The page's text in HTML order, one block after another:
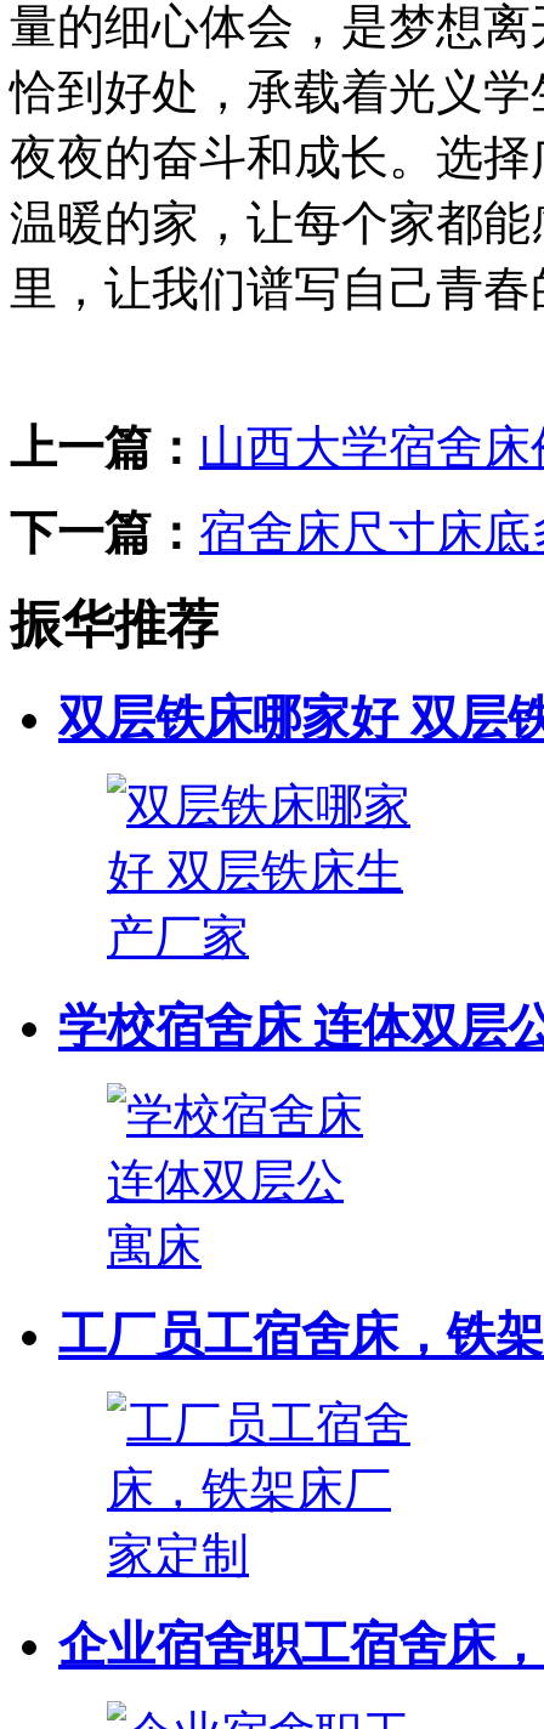
量的细心体会，是梦想
恰到好处，承载着光义
夜夜的奋斗和成长。选
温暖的家，让每个家都
里，让我们谱写自己青
上一篇： 山西大学宿舍
下一篇： 宿舍床尺寸床底
振华推荐
双层铁床哪家好 双层
学校宿舍床 连体双层
工厂员工宿舍床，铁
企业宿舍职工宿舍床